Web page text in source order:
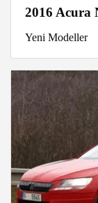
2016 Acura
Yeni Modeller